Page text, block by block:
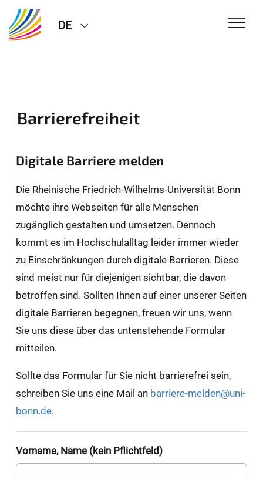
DE
Barrierefreiheit
Digitale Barriere melden
Die Rheinische Friedrich-Wilhelms-Universität Bonn
möchte ihre Webseiten für alle Menschen
zugänglich gestalten und umsetzen. Dennoch
kommt es im Hochschulalltag leider immer wieder
zu Einschränkungen durch digitale Barrieren. Diese
sind meist nur für diejenigen sichtbar, die davon
betroffen sind. Sollten Ihnen auf einer unserer Seiten
digitale Barrieren begegnen, freuen wir uns, wenn
Sie uns diese über das untenstehende Formular
mitteilen.
Sollte das Formular für Sie nicht barrierefrei sein,
schreiben Sie uns eine Mail an barriere-melden@uni-
bonn.de.
Vorname, Name (kein Pflichtfeld)